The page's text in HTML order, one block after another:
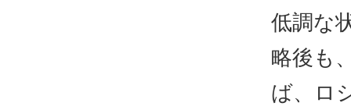
低調な
略後も
ば、ロ